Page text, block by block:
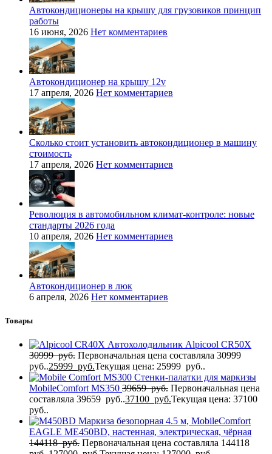
Автокондиционеры на крышу для грузовиков принцип
работы
16 июня, 2026 Нет комментариев
Автокондиционер на крышу 12v
17 апреля, 2026 Нет комментариев
Сколько стоит установить автокондиционер в машину
стоимость
17 апреля, 2026 Нет комментариев
Революция в автомобильном климат-контроле: новые
стандарты 2026 года
10 апреля, 2026 Нет комментариев
Автокондиционер в люк
6 апреля, 2026 Нет комментариев
Товары
Автохолодильник Alpicool CR50X
30999руб. Первоначальная цена составляла 30999
руб..25999 руб.Текущая цена: 25999 руб..
Стенки-палатки для маркизы
MobileComfort MS350 39659руб. Первоначальная цена
составляла 39659 руб..37100 руб.Текущая цена: 37100
руб..
Маркиза безопорная 4.5 м, MobileComfort
EAGLE MЕ450BD, настенная, электрическая, чёрная
144118руб. Первоначальная цена составляла 144118